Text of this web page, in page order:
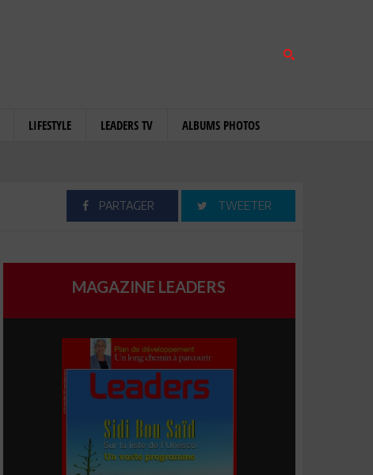
LIFESTYLE LEADERS TV ALBUMS PHOTOS
PARTAGER TWEETER
MAGAZINE LEADERS